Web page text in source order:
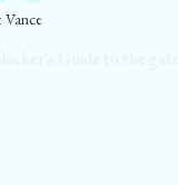
Vance